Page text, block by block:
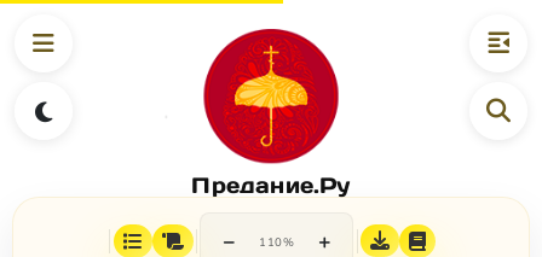
Предание.Ру
− 110% +